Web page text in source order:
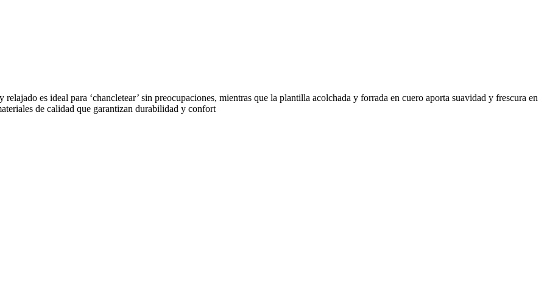
es ideal para ‘chancletear’ sin preocupaciones, mientras que la plantilla acolchada y forrada en cuero aporta suavidad y frescura en
de calidad que garantizan durabilidad y confort